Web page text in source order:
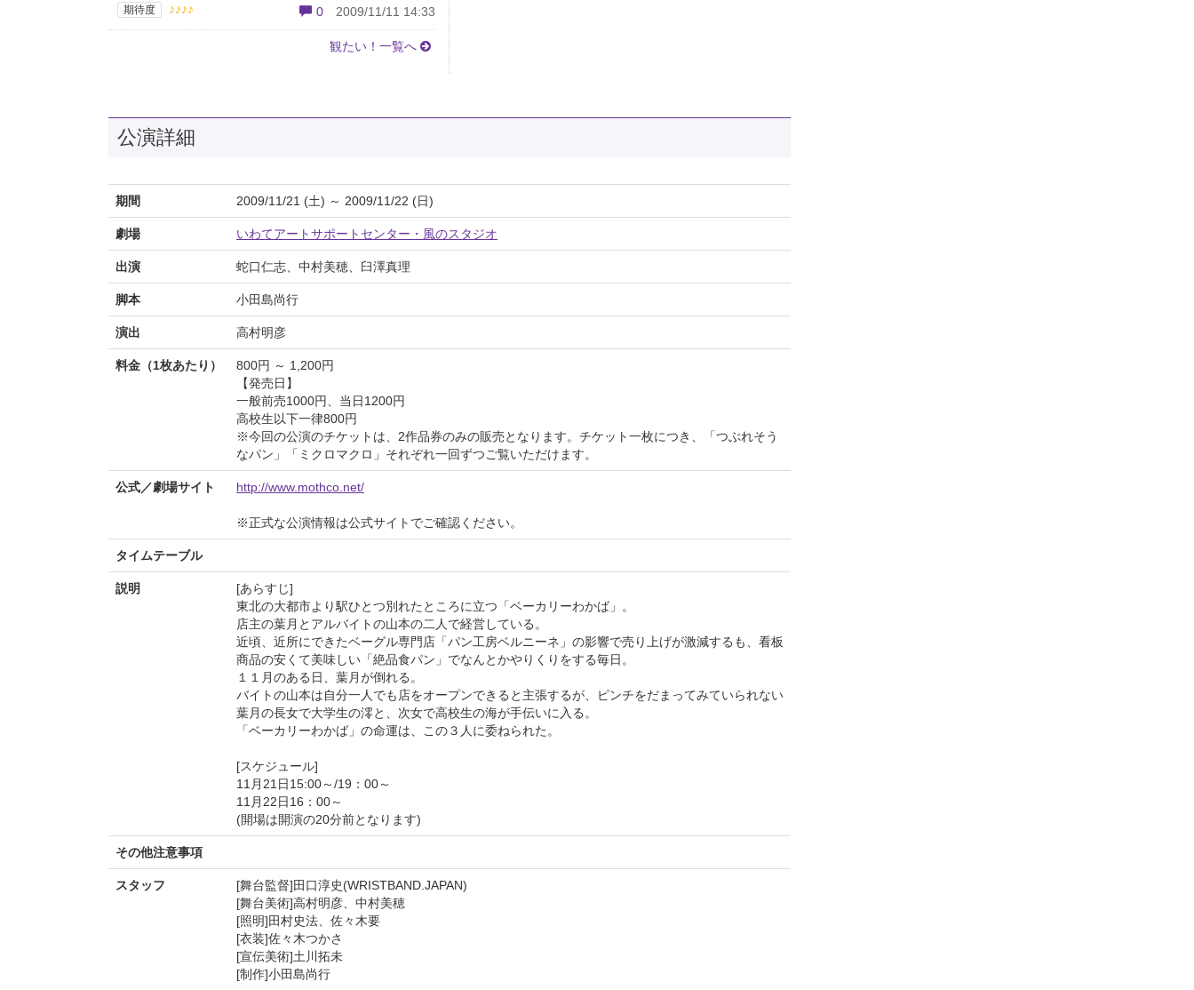
期待度 ♪♪♪♪ 0 2009/11/11 14:33
観たい！一覧へ
公演詳細
期間 2009/11/21 (土) ～ 2009/11/22 (日)
劇場 いわてアートサポートセンター・風のスタジオ
出演 蛇口仁志、中村美穂、臼澤真理
脚本 小田島尚行
演出 高村明彦
料金（1枚あたり）
800円 ～ 1,200円
【発売日】
一般前売1000円、当日1200円
高校生以下一律800円
※今回の公演のチケットは、2作品券のみの販売となります。チケット一枚につき、「つぶれそう
なパン」「ミクロマクロ」それぞれ一回ずつご覧いただけます。
公式／劇場サイト http://www.mothco.net/
※正式な公演情報は公式サイトでご確認ください。
タイムテーブル
説明
[あらすじ]
東北の大都市より駅ひとつ別れたところに立つ「ベーカリーわかば」。
店主の葉月とアルバイトの山本の二人で経営している。
近頃、近所にできたベーグル専門店「パン工房ベルニーネ」の影響で売り上げが激減するも、看板
商品の安くて美味しい「絶品食パン」でなんとかやりくりをする毎日。
１１月のある日、葉月が倒れる。
バイトの山本は自分一人でも店をオープンできると主張するが、ピンチをだまってみていられない
葉月の長女で大学生の澪と、次女で高校生の海が手伝いに入る。
「ベーカリーわかば」の命運は、この３人に委ねられた。
[スケジュール]
11月21日15:00～/19：00～
11月22日16：00～
(開場は開演の20分前となります)
その他注意事項
スタッフ
[舞台監督]田口淳史(WRISTBAND.JAPAN)
[舞台美術]高村明彦、中村美穂
[照明]田村史法、佐々木要
[衣装]佐々木つかさ
[宣伝美術]土川拓未
[制作]小田島尚行